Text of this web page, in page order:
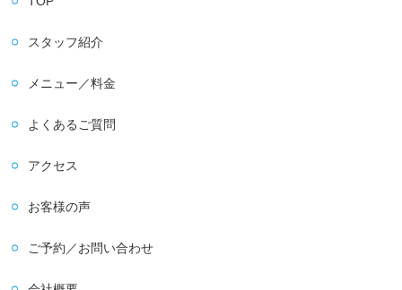
スタッフ紹介
メニュー／料金
よくあるご質問
アクセス
お客様の声
ご予約／お問い合わせ